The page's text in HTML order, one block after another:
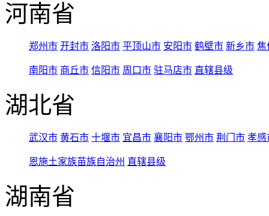
河南省
郑州市 开封市 洛阳市 平顶山市 安阳市 鹤壁市 新乡市 焦
南阳市 商丘市 信阳市 周口市 驻马店市 直辖县级
湖北省
武汉市 黄石市 十堰市 宜昌市 襄阳市 鄂州市 荆门市 孝感
恩施土家族苗族自治州 直辖县级
湖南省